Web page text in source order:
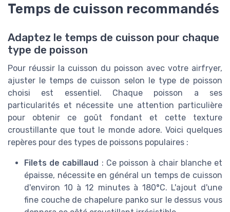
Temps de cuisson recommandés
Adaptez le temps de cuisson pour chaque
type de poisson
Pour réussir la cuisson du poisson avec votre airfryer,
ajuster le temps de cuisson selon le type de poisson
choisi est essentiel. Chaque poisson a ses
particularités et nécessite une attention particulière
pour obtenir ce goût fondant et cette texture
croustillante que tout le monde adore. Voici quelques
repères pour des types de poissons populaires :
Filets de cabillaud : Ce poisson à chair blanche et
épaisse, nécessite en général un temps de cuisson
d'environ 10 à 12 minutes à 180°C. L'ajout d'une
fine couche de chapelure panko sur le dessus vous